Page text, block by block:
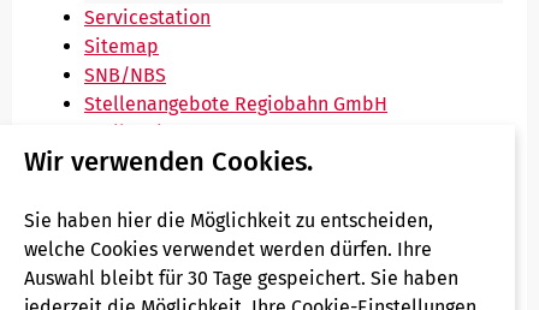
Servicestation
Sitemap
SNB/NBS
Stellenangebote Regiobahn GmbH
Stellwerk
Strecke
Suche
Suche
T
Wir verwenden Cookies.
Sie haben hier die Möglichkeit zu entscheiden,
welche Cookies verwendet werden dürfen. Ihre
Auswahl bleibt für 30 Tage gespeichert. Sie haben